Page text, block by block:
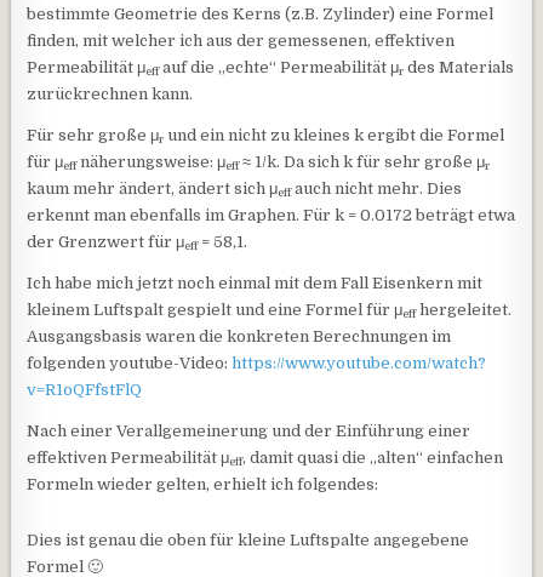
bestimmte Geometrie des Kerns (z.B. Zylinder) eine Formel
finden, mit welcher ich aus der gemessenen, effektiven
Permeabilität μeffauf die „echte“ Permeabilität μr des Materials
zurückrechnen kann.
Für sehr große μr und ein nicht zu kleines k ergibt die Formel
für μeffnäherungsweise: μeff≈ 1/k. Da sich k für sehr große μr
kaum mehr ändert, ändert sich μeffauch nicht mehr. Dies
erkennt man ebenfalls im Graphen. Für k = 0.0172 beträgt etwa
der Grenzwert für μeff= 58,1.
Ich habe mich jetzt noch einmal mit dem Fall Eisenkern mit
kleinem Luftspalt gespielt und eine Formel für μeffhergeleitet.
Ausgangsbasis waren die konkreten Berechnungen im
folgenden youtube-Video:https://www.youtube.com/watch?
v=R1oQFfstFlQ
Nach einer Verallgemeinerung und der Einführung einer
effektiven Permeabilität μeff, damit quasi die „alten“ einfachen
Formeln wieder gelten, erhielt ich folgendes:
Dies ist genau die oben für kleine Luftspalte angegebene
Formel 🙂